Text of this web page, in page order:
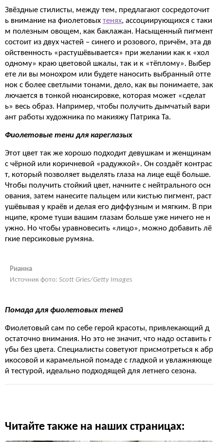
Звёздные стилисты, между тем, предлагают сосредоточит
ь внимание на фиолетовых тенях, ассоциирующихся с таки
м полезным овощем, как баклажан. Насыщенный пигмент
состоит из двух частей – синего и розового, причём, эта дв
ойственность «растушёвывается» при желании как к «хол
одному» краю цветовой шкалы, так и к «тёплому». Выбер
ете ли вы монохром или будете наносить выбранный отте
нок с более светлыми тонами, дело, как вы понимаете, зак
лючается в тонкой нюансировке, которая может «сделат
ь» весь образ. Например, чтобы получить дымчатый вари
ант работы художника по макияжу Патрика Та.
Фиолетовые тени для кареглазых
Этот цвет так же хорошо подходит девушкам и женщинам
с чёрной или коричневой «радужкой». Он создаёт контрас
т, который позволяет выделять глаза на лице ещё больше.
Чтобы получить стойкий цвет, начните с нейтрального осн
ования, затем нанесите пальцем или кистью пигмент, раст
ушёвывая у краёв и делая его диффузным и мягким. В при
нципе, кроме туши вашим глазам больше уже ничего не н
ужно. Но чтобы уравновесить «лицо», можно добавить лё
гкие персиковые румяна.
Рианна
Источник фото: Scott Gries/Getty Images
Помада для фиолетовых теней
Фиолетовый сам по себе герой красоты, привлекающий д
остаточно внимания. Но это не значит, что надо оставить г
убы без цвета. Специалисты советуют присмотреться к абр
икосовой и карамельной помаде с гладкой и увлажняюще
й тестурой, идеально подходящей для летнего сезона.
Читайте также на наших страницах: